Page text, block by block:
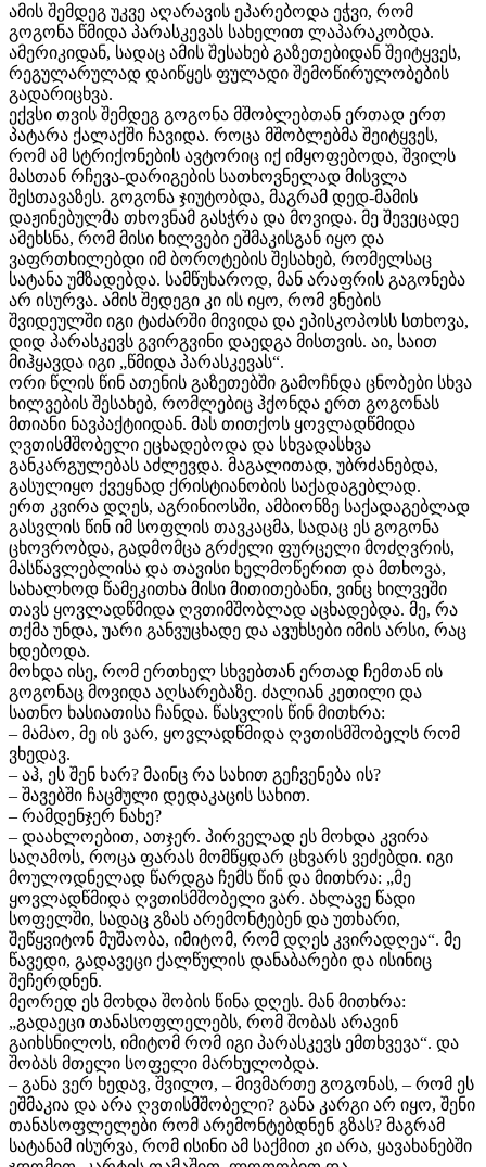
ამის შემდეგ უკვე აღარავის ეპარებოდა ეჭვი, რომ
გოგონა წმიდა პარასკევას სახელით ლაპარაკობდა.
ამერიკიდან, სადაც ამის შესახებ გაზეთებიდან შეიტყვეს,
რეგულარულად დაიწყეს ფულადი შემოწირულობების
გადარიცხვა.
ექვსი თვის შემდეგ გოგონა მშობლებთან ერთად ერთ
პატარა ქალაქში ჩავიდა. როცა მშობლებმა შეიტყვეს,
რომ ამ სტრიქონების ავტორიც იქ იმყოფებოდა, შვილს
მასთან რჩევა-დარიგების სათხოვნელად მისვლა
შესთავაზეს. გოგონა ჯიუტობდა, მაგრამ დედ-მამის
დაჟინებულმა თხოვნამ გასჭრა და მოვიდა. მე შევეცადე
ამეხსნა, რომ მისი ხილვები ეშმაკისგან იყო და
ვაფრთხილებდი იმ ბოროტების შესახებ, რომელსაც
სატანა უმზადებდა. სამწუხაროდ, მან არაფრის გაგონება
არ ისურვა. ამის შედეგი კი ის იყო, რომ ვნების
შვიდეულში იგი ტაძარში მივიდა და ეპისკოპოსს სთხოვა,
დიდ პარასკევს გვირგვინი დაედგა მისთვის. აი, საით
მიჰყავდა იგი „წმიდა პარასკევას“.
ორი წლის წინ ათენის გაზეთებში გამოჩნდა ცნობები სხვა
ხილვების შესახებ, რომლებიც ჰქონდა ერთ გოგონას
მთიანი ნავპაქტიიდან. მას თითქოს ყოვლადწმიდა
ღვთისმშობელი ეცხადებოდა და სხვადასხვა
განკარგულებას აძლევდა. მაგალითად, უბრძანებდა,
გასულიყო ქვეყნად ქრისტიანობის საქადაგებლად.
ერთ კვირა დღეს, აგრინიოსში, ამბიონზე საქადაგებლად
გასვლის წინ იმ სოფლის თავკაცმა, სადაც ეს გოგონა
ცხოვრობდა, გადმომცა გრძელი ფურცელი მოძღვრის,
მასწავლებლისა და თავისი ხელმოწერით და მთხოვა,
სახალხოდ წამეკითხა მისი მითითებანი, ვინც ხილვეში
თავს ყოვლადწმიდა ღვთიმშობლად აცხადებდა. მე, რა
თქმა უნდა, უარი განვუცხადე და ავუხსები იმის არსი, რაც
ხდებოდა.
მოხდა ისე, რომ ერთხელ სხვებთან ერთად ჩემთან ის
გოგონაც მოვიდა აღსარებაზე. ძალიან კეთილი და
სათნო ხასიათისა ჩანდა. წასვლის წინ მითხრა:
– მამაო, მე ის ვარ, ყოვლადწმიდა ღვთისმშობელს რომ
ვხედავ.
– აჰ, ეს შენ ხარ? მაინც რა სახით გეჩვენება ის?
– შავებში ჩაცმული დედაკაცის სახით.
– რამდენჯერ ნახე?
– დაახლოებით, ათჯერ. პირველად ეს მოხდა კვირა
საღამოს, როცა ფარას მომწყდარ ცხვარს ვეძებდი. იგი
მოულოდნელად წარდგა ჩემს წინ და მითხრა: „მე
ყოვლადწმიდა ღვთისმშობელი ვარ. ახლავე წადი
სოფელში, სადაც გზას არემონტებენ და უთხარი,
შეწყვიტონ მუშაობა, იმიტომ, რომ დღეს კვირადღეა“. მე
წავედი, გადავეცი ქალწულის დანაბარები და ისინიც
შეჩერდნენ.
მეორედ ეს მოხდა შობის წინა დღეს. მან მითხრა:
„გადაეცი თანასოფლელებს, რომ შობას არავინ
გაიხსნილოს, იმიტომ რომ იგი პარასკევს ემთხვევა“. და
შობას მთელი სოფელი მარხულობდა.
– განა ვერ ხედავ, შვილო, – მივმართე გოგონას, – რომ ეს
ეშმაკია და არა ღვთისმშობელი? განა კარგი არ იყო, შენი
თანასოფლელები რომ არემონტებდნენ გზას? მაგრამ
სატანამ ისურვა, რომ ისინი ამ საქმით კი არა, ყავახანებში